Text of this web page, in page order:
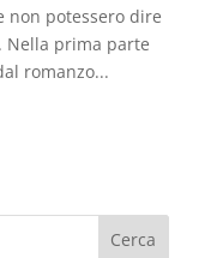
non potessero dire
Nella prima parte
romanzo...
Cerca